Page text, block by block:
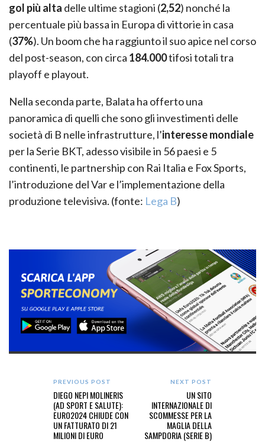
gol più alta delle ultime stagioni (2,52) nonché la
percentuale più bassa in Europa di vittorie in casa
(37%). Un boom che ha raggiunto il suo apice nel corso
del post-season, con circa 184.000tifosi totali tra
playoff e playout.
Nella seconda parte, Balata ha offerto una
panoramica di quelli che sono gli investimenti delle
società di B nelle infrastrutture, l’interesse mondiale
per la Serie BKT, adesso visibile in 56 paesi e 5
continenti, le partnership con Rai Italia e Fox Sports,
l’introduzione del Var e l’implementazione della
produzione televisiva. (fonte: Lega B)
PREVIOUS POST
DIEGO NEPI MOLINERIS
(AD SPORT E SALUTE):
EURO2024 CHIUDE CON
UN FATTURATO DI 21
MILIONI DI EURO
NEXT POST
UN SITO
INTERNAZIONALE DI
SCOMMESSE PER LA
MAGLIA DELLA
SAMPDORIA (SERIE B)